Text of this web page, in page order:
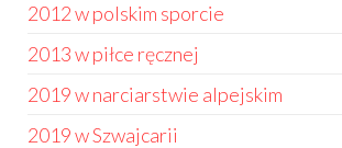
2012 w polskim sporcie
2013 w piłce ręcznej
2019 w narciarstwie alpejskim
2019 w Szwajcarii